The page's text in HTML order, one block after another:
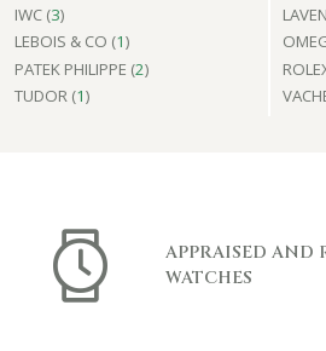
IWC (3)
LEBOIS & CO (1)
PATEK PHILIPPE (2)
TUDOR (1)
APPRAISED AND
WATCHES